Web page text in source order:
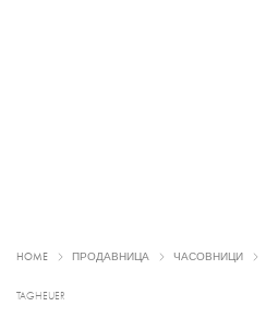
HOME ПРОДАВНИЦА ЧАСОВНИЦИ
TAGHEUER